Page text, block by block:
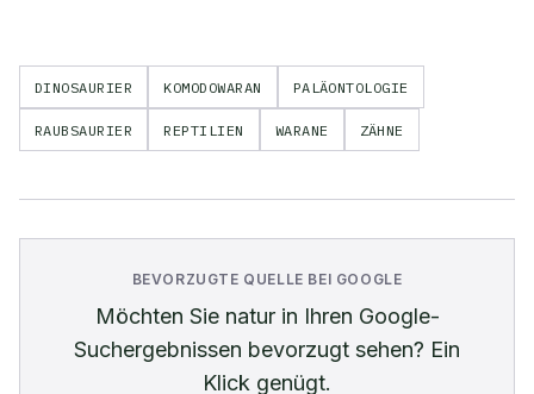
DINOSAURIER KOMODOWARAN PALÄONTOLOGIE
RAUBSAURIER REPTILIEN WARANE ZÄHNE
BEVORZUGTE QUELLE BEI GOOGLE
Möchten Sie naturin Ihren Google-
Suchergebnissen bevorzugt sehen? Ein
Klick genügt.